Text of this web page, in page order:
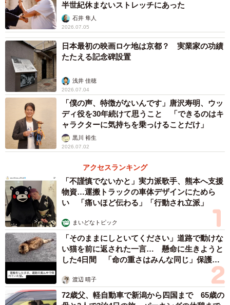
決められた枠のなかで演じることがお笑いに生き
る
異なる土俵での奮闘は、決して一時的な寄り道ではない。
ドラマという厳格な枠組みの中で揉まれる経験は、シソン
ヌというコンビの核を揺るぎないものへと昇華させてい
る。
「うちの相方（じろう）が書くネタって、基本的に分かり
やすいボケとツッコミがあるわけではないので。外で演技
をやって、良くも悪くも枷があるドラマのなかで役に入り
込むと、『本当はこれ言ったらウケるけれど、この人は言
わないしな』ってことがあるおかげで、コントに行ったと
き、『これは言える、これは言えない』ってことが瞬時に
判断できるようになっています。相方も外で芝居をやって
きて感じていると思いますね」
舞台上でのやり取りに深みをもたらしているのは、カメラ
の前で徹底的に磨かれた「登場人物のリアリティ」に他な
らない。さらに長谷川は、シソンヌのコントの根底に流れ
る哲学と、異業種の現場に身を置くことの真の意義を紐解
いていく。
半世紀休まないストレッチにあった
石井 隼人
2026.07.05
日本最初の映画ロケ地は京都？ 実業家の功績
たたえる記念碑設置
浅井 佳穂
2026.07.04
「僕の声、特徴がないんです」唐沢寿明、ウッ
ディ役を30年続けて思うこと 「できるのはキ
ャラクターに気持ちを乗っけることだけ」
黒川 裕生
2026.07.02
アクセスランキング
「不謹慎でないかと」実力派歌手、熊本へ支援
物資…運搬トラックの車体デザインにためら
い 「痛いほど伝わる」「行動され立派」
まいどなトピック
「そのままにしといてください」道路で動けな
い猫を前に返された一言… 懸命に生きようと
した4日間 「命の重さはみんな同じ」保護団
渡辺 晴子
72歳父、軽自動車で新潟から四国まで 65歳の